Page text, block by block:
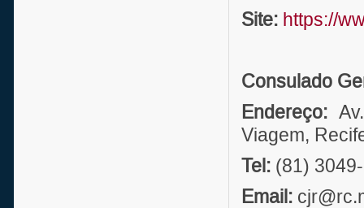
Site: https://
Consulado
Endereço:
Viagem,
Tel: (81)
Email: